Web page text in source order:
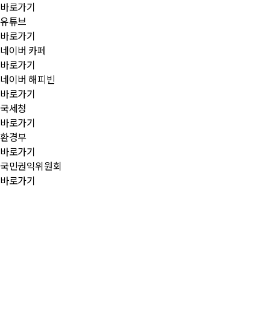
바로가기
유튜브
바로가기
네이버 카페
바로가기
네이버 해피빈
바로가기
국세청
바로가기
환경부
바로가기
국민권익위원회
바로가기